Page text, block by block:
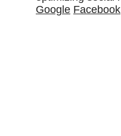
Google Facebook